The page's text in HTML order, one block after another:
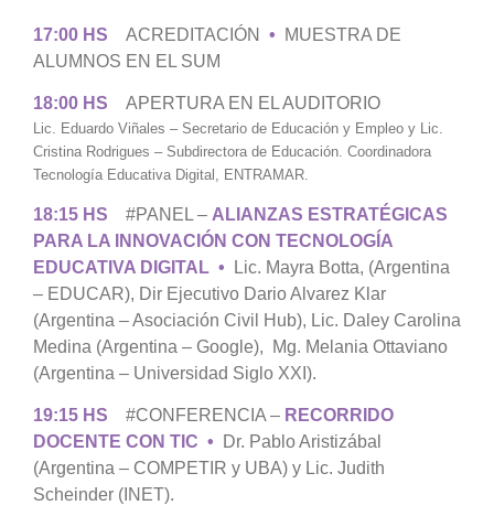
17:00 HS ACREDITACIÓN •
MUESTRA DE
ALUMNOS EN EL SUM
18:00 HS APERTURA EN EL AUDITORIO
Lic. Eduardo Viñales – Secretario de Educación y Empleo y Lic.
Cristina Rodrigues – Subdirectora de Educación. Coordinadora
Tecnología Educativa Digital, ENTRAMAR.
18:15 HS #PANEL – ALIANZAS ESTRATÉGICAS
PARA LA INNOVACIÓN CON TECNOLOGÍA
EDUCATIVA DIGITAL • Lic. Mayra Botta, (Argentina
– EDUCAR), Dir Ejecutivo Dario Alvarez Klar
(Argentina – Asociación Civil Hub), Lic. Daley Carolina
Medina (Argentina – Google), Mg. Melania Ottaviano
(Argentina – Universidad Siglo XXI).
19:15 HS #CONFERENCIA – RECORRIDO
DOCENTE CON TIC •
Dr. Pablo Aristizábal
(Argentina – COMPETIR y UBA) y Lic. Judith
Scheinder (INET).